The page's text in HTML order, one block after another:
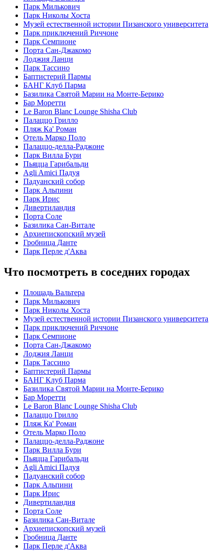
Парк Милькович
Парк Николы Хоста
Музей естественной истории Пизанского университета
Парк приключений Риччоне
Парк Семпионе
Порта Сан-Джакомо
Лоджия Ланци
Парк Тассино
Баптистерий Пармы
БАНГ Клуб Парма
Базилика Святой Марии на Монте-Берико
Бар Моретти
Le Baron Blanc Lounge Shisha Club
Палаццо Грилло
Пляж Ка' Роман
Отель Марко Поло
Палаццо-делла-Раджоне
Парк Вилла Бури
Пьяцца Гарибальди
Agli Amici Падуя
Падуанский собор
Парк Альпини
Парк Ирис
Дивертиландия
Порта Соле
Базилика Сан-Витале
Архиепископский музей
Гробница Данте
Парк Перле д'Аква
Что посмотреть в соседних городах
Площадь Вальтера
Парк Милькович
Парк Николы Хоста
Музей естественной истории Пизанского университета
Парк приключений Риччоне
Парк Семпионе
Порта Сан-Джакомо
Лоджия Ланци
Парк Тассино
Баптистерий Пармы
БАНГ Клуб Парма
Базилика Святой Марии на Монте-Берико
Бар Моретти
Le Baron Blanc Lounge Shisha Club
Палаццо Грилло
Пляж Ка' Роман
Отель Марко Поло
Палаццо-делла-Раджоне
Парк Вилла Бури
Пьяцца Гарибальди
Agli Amici Падуя
Падуанский собор
Парк Альпини
Парк Ирис
Дивертиландия
Порта Соле
Базилика Сан-Витале
Архиепископский музей
Гробница Данте
Парк Перле д'Аква